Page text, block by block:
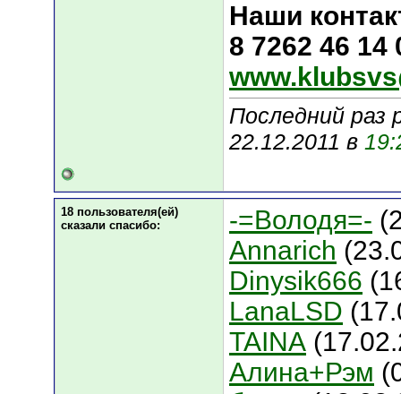
Наши
8 7262 46 14
Последний раз
22.12.2011 в
18 пользователя(ей)
сказали cпасибо:
-=Володя=-
Annarich
Dinysik666
LanaLSD
TAINA
Алина+Рэм